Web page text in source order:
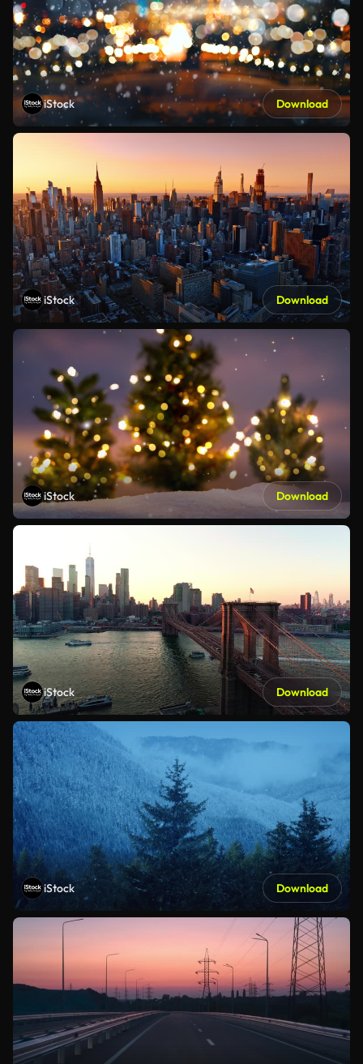
iStock Download
iStock Download
iStock Download
iStock Download
iStock Download